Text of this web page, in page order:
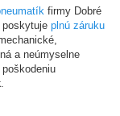
firmy Dobré
poskytuje plnú záruku
a neúmyselne